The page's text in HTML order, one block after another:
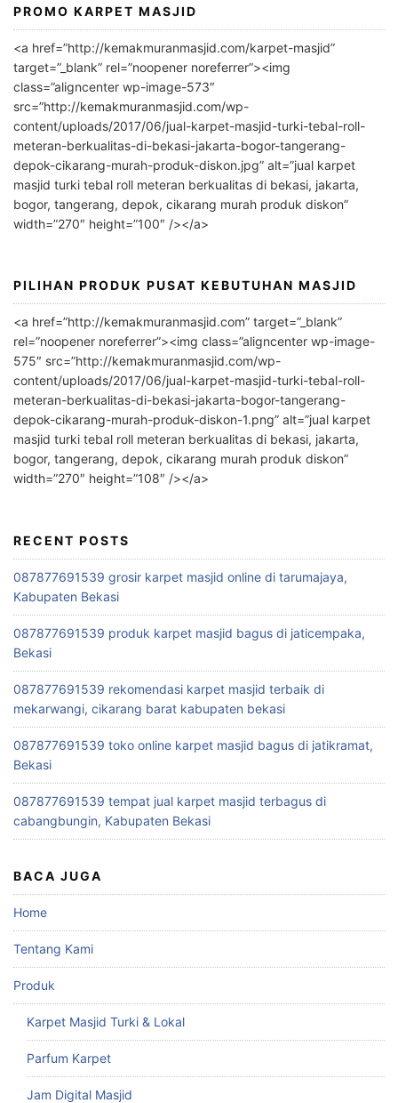
A
l
r
n
a
t
i
v
PROMO KARPET MASJID
<a href=”http://kemakmuranmasjid.com/karpet-masjid”
target=”_blank” rel=”noopener noreferrer”><img
class=”aligncenter wp-image-573″
src=”http://kemakmuranmasjid.com/wp-
content/uploads/2017/06/jual-karpet-masjid-turki-tebal-roll-
meteran-berkualitas-di-bekasi-jakarta-bogor-tangerang-
depok-cikarang-murah-produk-diskon.jpg” alt=”jual karpet
masjid turki tebal roll meteran berkualitas di bekasi, jakarta,
bogor, tangerang, depok, cikarang murah produk diskon”
width=”270″ height=”100″ /></a>
PILIHAN PRODUK PUSAT KEBUTUHAN MASJID
<a href=”http://kemakmuranmasjid.com” target=”_blank”
rel=”noopener noreferrer”><img class=”aligncenter wp-image-
575″ src=”http://kemakmuranmasjid.com/wp-
content/uploads/2017/06/jual-karpet-masjid-turki-tebal-roll-
meteran-berkualitas-di-bekasi-jakarta-bogor-tangerang-
depok-cikarang-murah-produk-diskon-1.png” alt=”jual karpet
masjid turki tebal roll meteran berkualitas di bekasi, jakarta,
bogor, tangerang, depok, cikarang murah produk diskon”
width=”270″ height=”108″ /></a>
RECENT POSTS
087877691539 grosir karpet masjid online di tarumajaya,
Kabupaten Bekasi
087877691539 produk karpet masjid bagus di jaticempaka,
Bekasi
087877691539 rekomendasi karpet masjid terbaik di
mekarwangi, cikarang barat kabupaten bekasi
087877691539 toko online karpet masjid bagus di jatikramat,
Bekasi
087877691539 tempat jual karpet masjid terbagus di
cabangbungin, Kabupaten Bekasi
BACA JUGA
Home
Tentang Kami
Produk
Karpet Masjid Turki & Lokal
Parfum Karpet
Jam Digital Masjid